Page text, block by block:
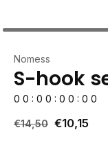
Nomess
S-hook
0 0 : 0 0 : 0 0 : 0 0
€14,50 €10,15